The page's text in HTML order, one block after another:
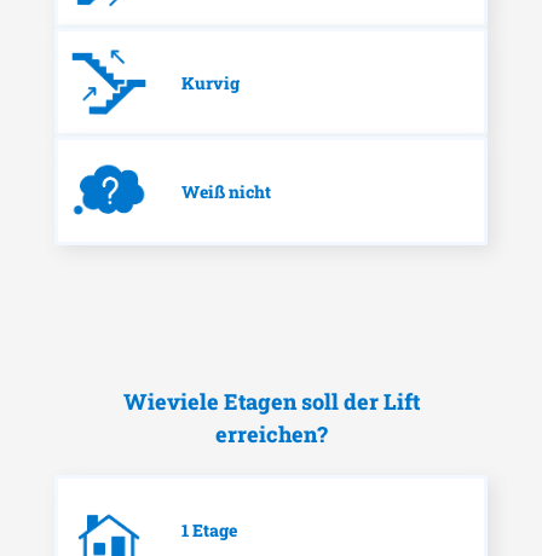
Kurvig
Weiß nicht
Wieviele Etagen soll der Lift
erreichen?
1 Etage